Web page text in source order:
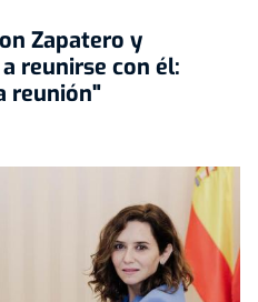
Zapatero y
reunirse con él:
reunión"